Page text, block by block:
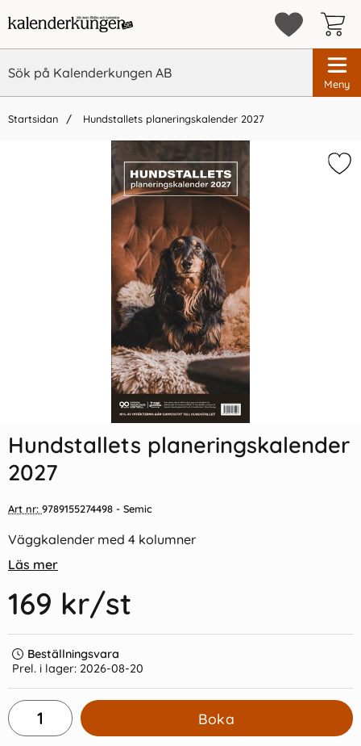
Meny
Startsidan Hundstallets planeringskalender 2027
Vi rekommenderar
Indexflikar och Frixion clicker
55 kr/st
Häftmassa BANTEX 50g
32 kr/st
Hundstallets planeringskalender
2027
Art nr: 9789155274498 - Semic
Väggkalender med 4 kolumner
Läs mer
169 kr/st
Beställningsvara
Prel. i lager: 2026-08-20
Boka